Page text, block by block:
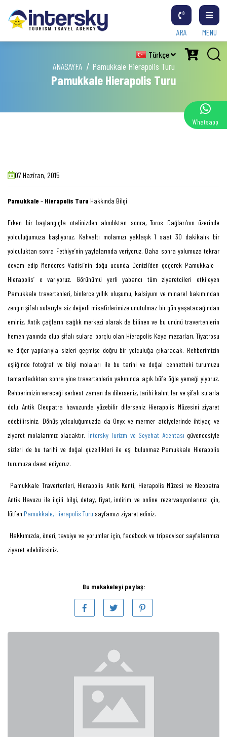
MENU
ARA
Türkçe
ANASAYFA Pamukkale Hierapolis Turu
Pamukkale Hierapolis Turu
07 Haziran, 2015
Pamukkale – Hierapolis Turu Hakkında Bilgi
Erken bir başlangıçla otelinizden alındıktan sonra, Toros Dağları’nın üzerinde
yolculuğumuza başlıyoruz. Kahvaltı molamızı yaklaşık 1 saat 30 dakikalık bir
yolculuktan sonra Fethiye’nin yaylalarında veriyoruz. Daha sonra yolumuza tekrar
devam edip Menderes Vadisi’nin doğu ucunda Denizli’den geçerek Pamukkale –
Hierapolis’ e varıyoruz. Görünümü yerli yabancı tüm ziyaretcileri etkileyen
Pamukkale travertenleri, binlerce yıllık oluşumu, kalsiyum ve minarel bakımından
zengin şifalı sularıyla siz değerli misafirlerimize unutulmaz bir gün yaşatacağından
eminiz. Antik çağların sağlık merkezi olarak da bilinen ve bu ününü travertenlerin
hemen yanında olup şifalı sulara borçlu olan Hierapolis Kaya mezarları, Tiyatrosu
ve diğer yapılarıyla sizleri geçmişe doğru bir yolculuğa çıkaracak. Rehberimizin
eşliğinde fotoğraf ve bilgi molaları ile bu tarihi ve doğal cennetteki turumuzu
tamamladıktan sonra yine travertenlerin yakınında açık büfe öğle yemeği yiyoruz.
Rehberimizin vereceği serbest zaman da dilerseniz, tarihi kalıntılar ve şifalı sularla
dolu Antik Cleopatra havuzunda yüzebilir dilerseniz Hierapolis Müzesini ziyaret
edebilirsiniz. Dönüş yolculuğumuzda da Onyx ve mermer atölyelerinde ihtiyaç ve
ziyaret molalarımız olacaktır. İntersky Turizm ve Seyehat Acentası güvencesiyle
sizleri de bu tarihi ve doğal güzellikleri ile eşi bulunmaz Pamukkale Hierapolis
turumuza davet ediyoruz.
Pamukkale Travertenleri, Hierapolis Antik Kenti, Hierapolis Müzesi ve Kleopatra
Antik Havuzu ile ilgili bilgi, detay, fiyat, indirim ve online rezervasyonlarınız için,
lütfen Pamukkale, Hierapolis Turu sayfamızı ziyaret ediniz.
Hakkımızda, öneri, tavsiye ve yorumlar için, facebook ve tripadvisor sayfalarımızı
ziyaret edebilirsiniz.
Bu makakeleyi paylaş:
Whatsapp